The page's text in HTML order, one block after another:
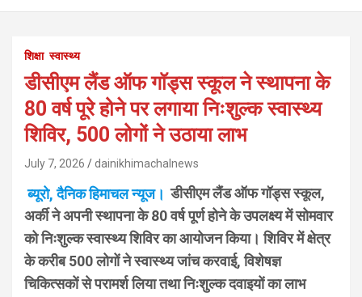
शिक्षा स्वास्थ्य
डीसीएम लैंड ऑफ गॉड्स स्कूल ने स्थापना के
80 वर्ष पूरे होने पर लगाया निःशुल्क स्वास्थ्य
शिविर, 500 लोगों ने उठाया लाभ
July 7, 2026 dainikhimachalnews
ब्यूरो, दैनिक हिमाचल न्यूज। डीसीएम लैंड ऑफ गॉड्स स्कूल,
अर्की ने अपनी स्थापना के 80 वर्ष पूर्ण होने के उपलक्ष्य में सोमवार
को निःशुल्क स्वास्थ्य शिविर का आयोजन किया। शिविर में क्षेत्र
के करीब 500 लोगों ने स्वास्थ्य जांच करवाई, विशेषज्ञ
चिकित्सकों से परामर्श लिया तथा निःशुल्क दवाइयों का लाभ